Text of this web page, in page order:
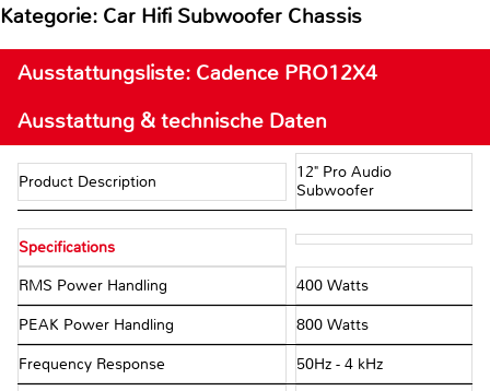
Kategorie: Car Hifi Subwoofer Chassis
Ausstattungsliste: Cadence PRO12X4
Ausstattung & technische Daten
Product Description
12" Pro Audio
Subwoofer
Specifications
RMS Power Handling 400 Watts
PEAK Power Handling 800 Watts
Frequency Response 50Hz - 4 kHz